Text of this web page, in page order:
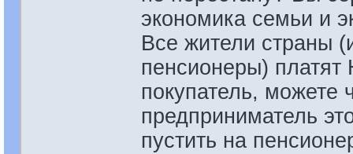
экономика семьи и
Все жители страны
пенсионеры)
покупатель, можете
предприниматель
пустить на